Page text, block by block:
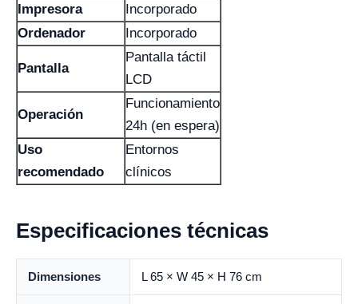
Impresora
Incorporado
Ordenador
Incorporado
Pantalla
Pantalla táctil
LCD
Operación
Funcionamiento
24h (en espera)
Uso
recomendado
Entornos
clínicos
Especificaciones técnicas
Dimensiones L 65 × W 45 × H 76 cm